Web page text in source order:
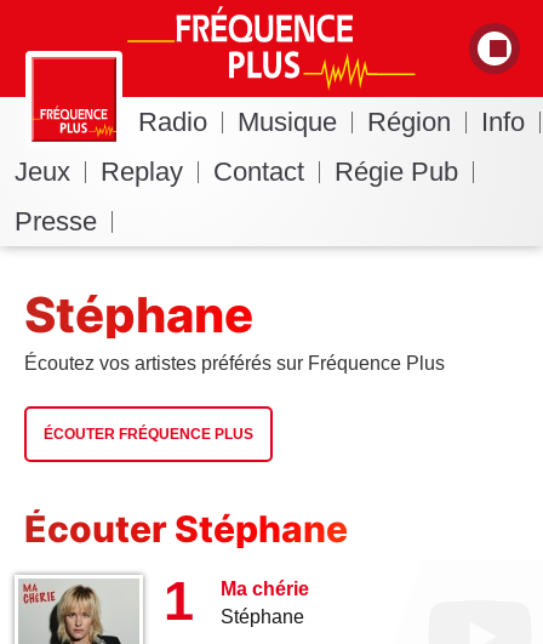
Radio Musique Région
Info
Jeux
Replay Contact
Régie Pub
Presse
Stéphane
Écoutez vos artistes préférés sur Fréquence Plus
ÉCOUTER FRÉQUENCE PLUS
Écouter Stéphane
1
Ma chérie
Stéphane